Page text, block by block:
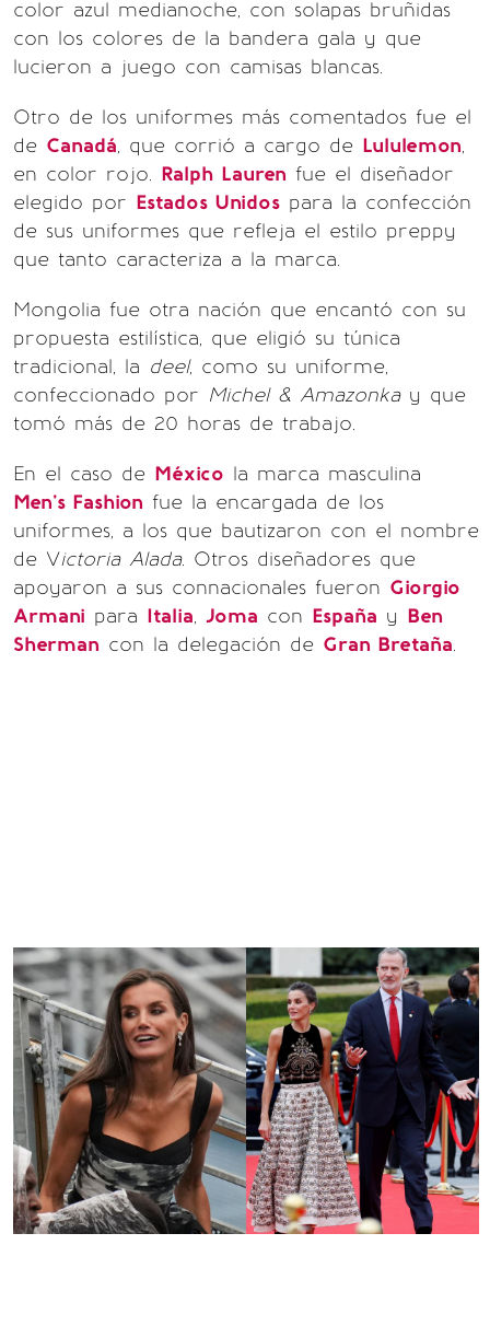
color azul medianoche, con solapas bruñidas
con los colores de la bandera gala y que
lucieron a juego con camisas blancas.
Otro de los uniformes más comentados fue el
de Canadá, que corrió a cargo de Lululemon,
en color rojo. Ralph Lauren fue el diseñador
elegido por Estados Unidos para la confección
de sus uniformes que refleja el estilo preppy
que tanto caracteriza a la marca.
Mongolia fue otra nación que encantó con su
propuesta estilística, que eligió su túnica
tradicional, la deel, como su uniforme,
confeccionado por Michel & Amazonkay que
tomó más de 20 horas de trabajo.
En el caso de México la marca masculina
Men's Fashion fue la encargada de los
uniformes, a los que bautizaron con el nombre
de Victoria Alada. Otros diseñadores que
apoyaron a sus connacionales fueron Giorgio
Armani para Italia, Joma con España y Ben
Sherman con la delegación de Gran Bretaña.